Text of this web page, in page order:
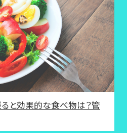
と効果的な食べ物は？管